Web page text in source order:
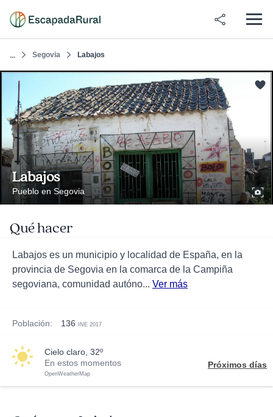
... Segovia Labajos
Labajos
Pueblo en Segovia
Qué hacer
Labajos es un municipio y localidad de España, en la
provincia de Segovia en la comarca de la Campiña
segoviana, comunidad autóno... Ver más
Población: 136 INE 2017
cielo claro, 32º
En estos momentos
OpenWeatherMap
Próximos días